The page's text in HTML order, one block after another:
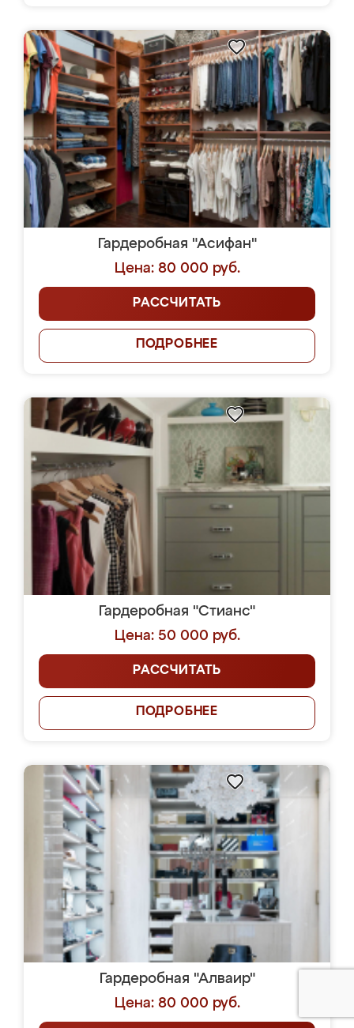
Гардеробная "Асифан"
Цена: 80 000 руб.
РАССЧИТАТЬ
ПОДРОБНЕЕ
Гардеробная "Стианс"
Цена: 50 000 руб.
РАССЧИТАТЬ
ПОДРОБНЕЕ
Гардеробная "Алваир"
Цена: 80 000 руб.